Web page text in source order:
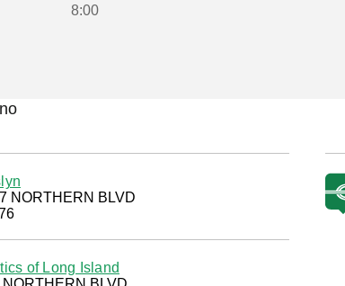
8:00
NORTHERN BLVD
of Long Island